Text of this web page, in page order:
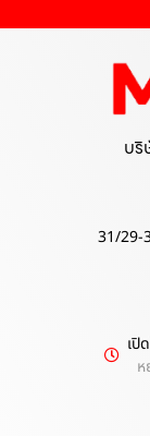
บริ
31/29-
เปิ